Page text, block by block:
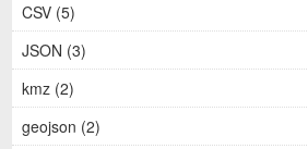
CSV (5)
JSON (3)
kmz (2)
geojson (2)